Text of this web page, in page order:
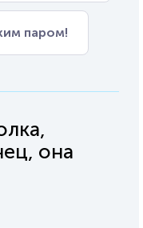
паром!
она